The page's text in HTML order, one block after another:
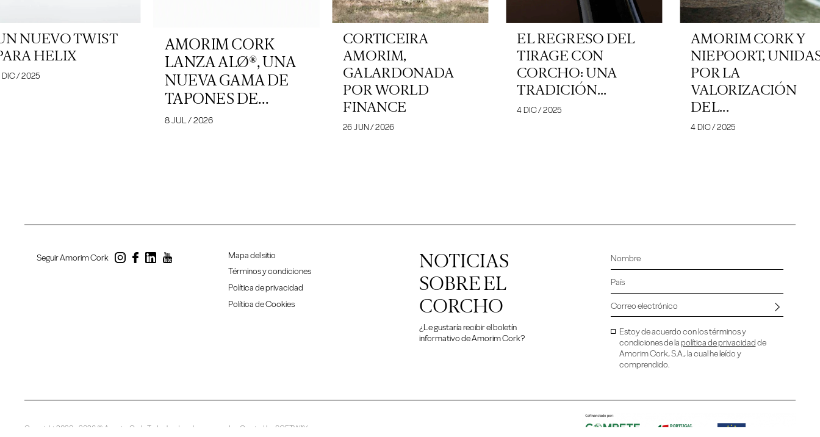
NUEVO TWIST
HELIX
DIC / 2025
AMORIM CORK
LANZA ALØ®, UNA
NUEVA GAMA DE
TAPONES DE...
8 JUL / 2026
CORTICEIRA
AMORIM,
GALARDONADA
POR WORLD
FINANCE
26 JUN / 2026
EL REGRESO DEL
TIRAGE CON
CORCHO: UNA
TRADICIÓN...
4 DIC / 2025
AMORIM CORK Y
NIEPOORT,
POR LA
VALORIZACIÓN
DEL...
4 DIC / 2025
Seguir Amorim Cork
Mapa del sitio
Términos y condiciones
Política de privacidad
Política de Cookies
NOTICIAS
SOBRE EL
CORCHO
¿Le gustaría recibir el boletín
informativo de Amorim Cork?
Estoy de acuerdo con los términos y
condiciones de lapolítica de privacidadde
Amorim Cork, S.A., la cual he leído y
comprendido.
Copyright 2020 - 2026 © Amorim Cork. Todos los derechos reservados. Created by SOFTWAY